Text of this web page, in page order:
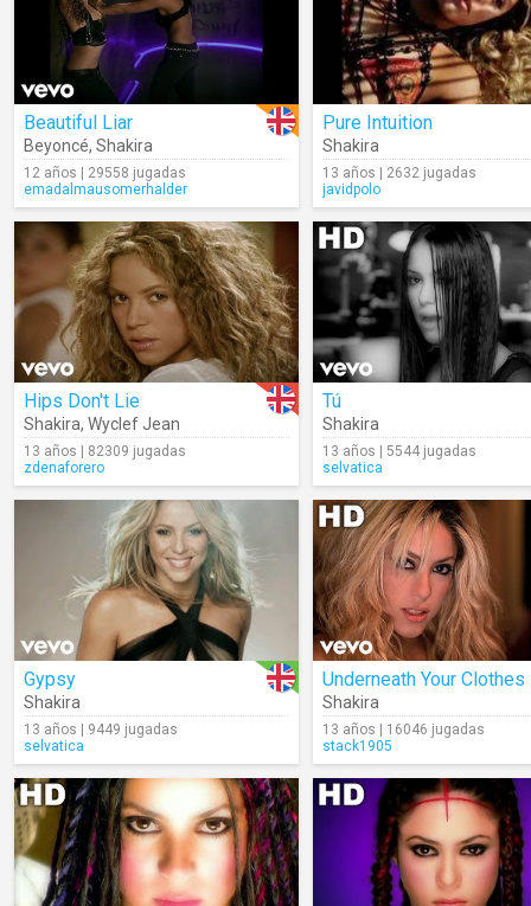
Beautiful Liar
Beyoncé, Shakira
12 años | 29558 jugadas
emadalmausomerhalder
Pure Intuition
Shakira
13 años | 2632 jugadas
javidpolo
Hips Don't Lie
Shakira, Wyclef Jean
13 años | 82309 jugadas
zdenaforero
Tú
Shakira
13 años | 5544 jugadas
selvatica
Gypsy
Shakira
13 años | 9449 jugadas
selvatica
Underneath Your Clothes
Shakira
13 años | 16046 jugadas
stack1905